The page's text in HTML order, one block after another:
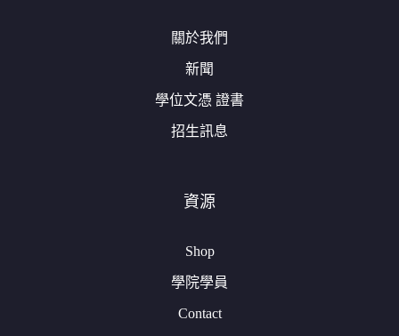
關於我們
新聞
學位文憑 證書
招生訊息
資源
Shop
學院學員
Contact